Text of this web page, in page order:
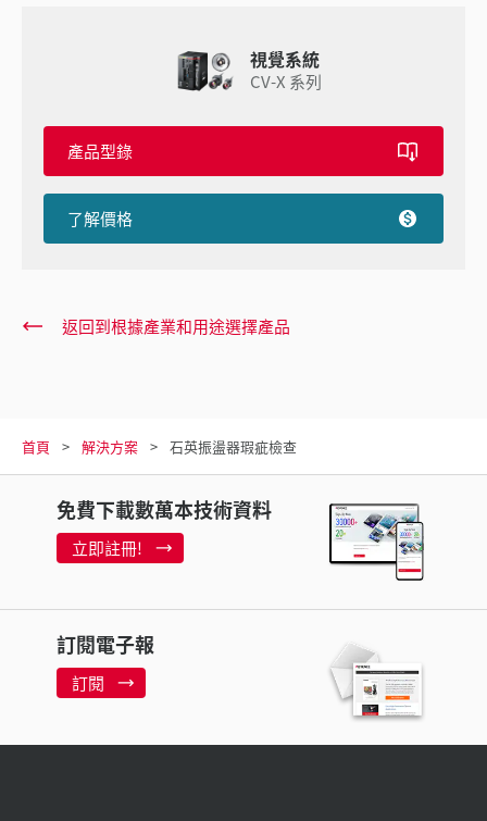
視覺系統
CV-X 系列
產品型錄
了解價格
返回到根據產業和用途選擇產品
首頁 解決方案 石英振盪器瑕疵檢查
免費下載數萬本技術資料
立即註冊!
訂閱電子報
訂閱